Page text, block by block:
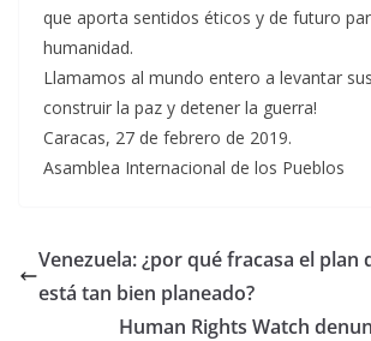
que aporta sentidos éticos y de futuro
humanidad.
Llamamos al mundo entero a levantar
construir la paz y detener la guerra!
Caracas, 27 de febrero de 2019.
Asamblea Internacional de los Pueblos
Venezuela: ¿por qué fracasa el plan
está tan bien planeado?
Human Rights Watch